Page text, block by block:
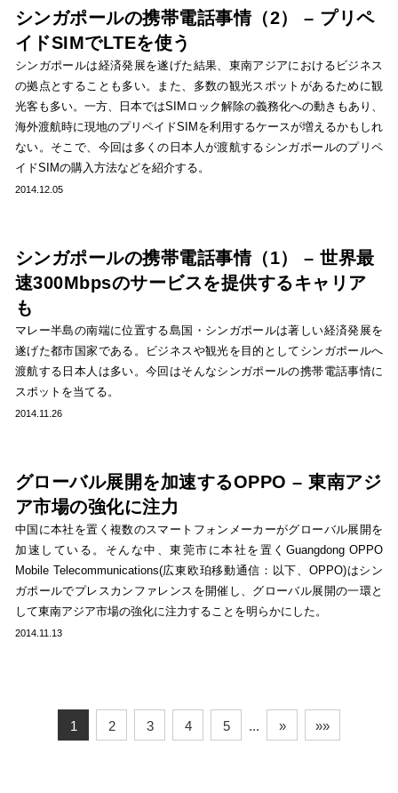
シンガポールの携帯電話事情（2） – プリペ
イドSIMでLTEを使う
シンガポールは経済発展を遂げた結果、東南アジアにおけるビジネス
の拠点とすることも多い。また、多数の観光スポットがあるために観
光客も多い。一方、日本ではSIMロック解除の義務化への動きもあり、
海外渡航時に現地のプリペイドSIMを利用するケースが増えるかもしれ
ない。そこで、今回は多くの日本人が渡航するシンガポールのプリペ
イドSIMの購入方法などを紹介する。
2014.12.05
シンガポールの携帯電話事情（1） – 世界最
速300Mbpsのサービスを提供するキャリア
も
マレー半島の南端に位置する島国・シンガポールは著しい経済発展を
遂げた都市国家である。ビジネスや観光を目的としてシンガポールへ
渡航する日本人は多い。今回はそんなシンガポールの携帯電話事情に
スポットを当てる。
2014.11.26
グローバル展開を加速するOPPO – 東南アジ
ア市場の強化に注力
中国に本社を置く複数のスマートフォンメーカーがグローバル展開を
加速している。そんな中、東莞市に本社を置くGuangdong OPPO
Mobile Telecommunications(広東欧珀移動通信：以下、OPPO)はシン
ガポールでプレスカンファレンスを開催し、グローバル展開の一環と
して東南アジア市場の強化に注力することを明らかにした。
2014.11.13
1 2 3 4 5 ... » »»